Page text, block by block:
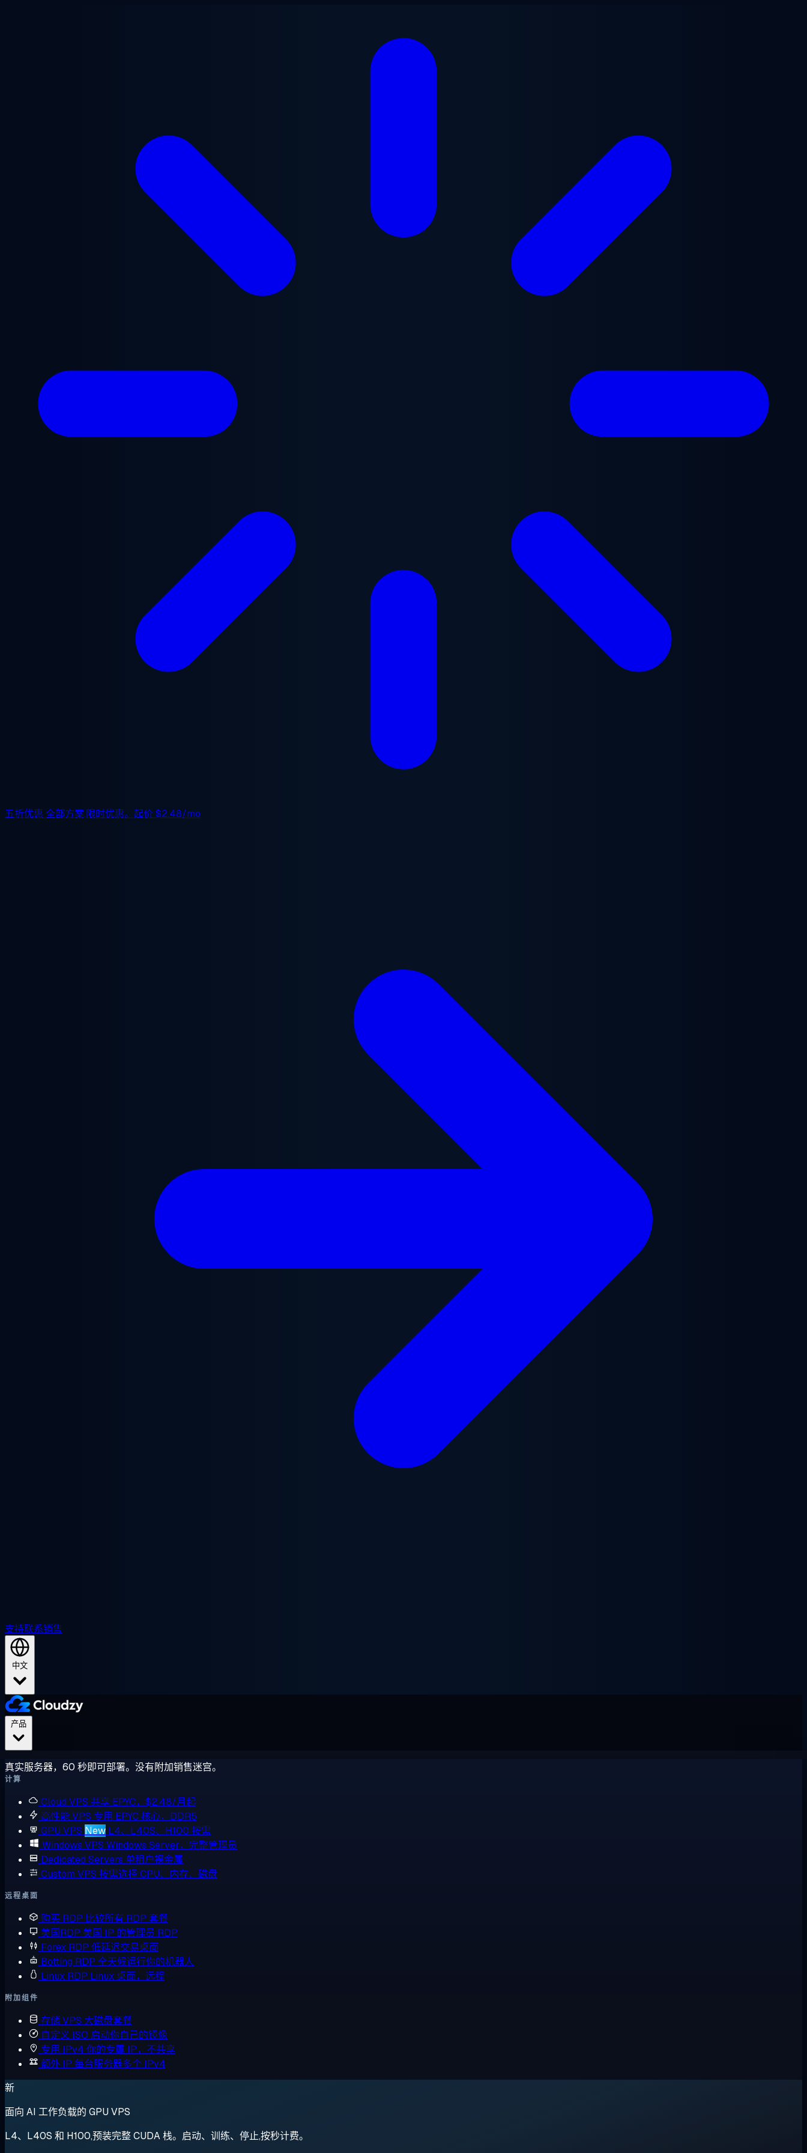
五折优惠 全部方案,限时优惠。起价$2.48/mo
支持联系销售
中文
真实服务器，60 秒即可部署。没有附加销售迷宫。
计算
Cloud VPS 共享 EPYC，$2.48/月起
高性能 VPS 专用 EPYC 核心，DDR5
GPU VPS New L4、L40S、H100 按需
Windows VPS Windows Server，完整管理员
Dedicated Servers 单租户裸金属
Custom VPS 按需选择 CPU、内存、磁盘
远程桌面
购买 RDP 比较所有 RDP 套餐
美国RDP 美国 IP 的管理员 RDP
Forex RDP 低延迟交易桌面
Botting RDP 全天候运行你的机器人
Linux RDP Linux 桌面，远程
附加组件
存储 VPS 大磁盘套餐
自定义 ISO 启动你自己的镜像
专用 IPv4 你的专属 IP，不共享
额外 IP 每台服务器多个 IPv4
新
面向 AI 工作负载的 GPU VPS
L4、L40S 和 H100,预装完整 CUDA 栈。启动、训练、停止,按秒计费。